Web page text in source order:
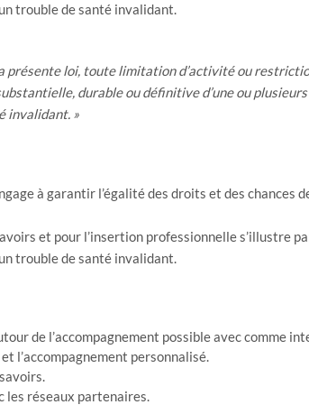
trouble de santé invalidant.
présente loi, toute limitation d’activité ou
durable ou définitive d’une ou
invalidant. »
à garantir l’égalité des droits et des
et pour l’insertion professionnelle s’illustre
trouble de santé invalidant.
de l’accompagnement possible avec comme
l’accompagnement personnalisé.
les réseaux partenaires.